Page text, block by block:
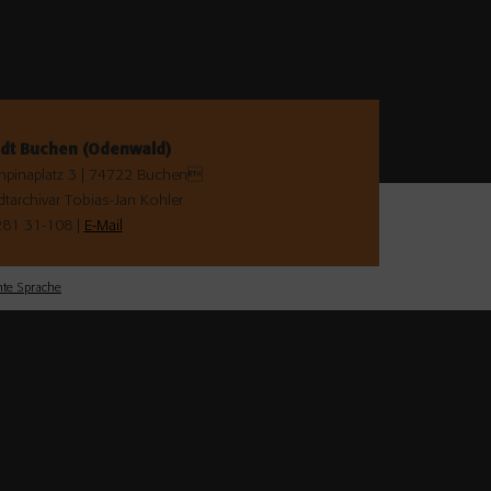
Buchen (Odenwald)
3 | 74722 Buchen
Tobias-Jan Kohler
31-108 | E-Mail
Sprache